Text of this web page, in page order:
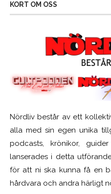
KORT OM OSS
Nördliv består av ett
alla med sin egen unika
podcasts, krönikor,
lanserades i detta
för att ni ska kunna få en
hårdvara och andra härligt